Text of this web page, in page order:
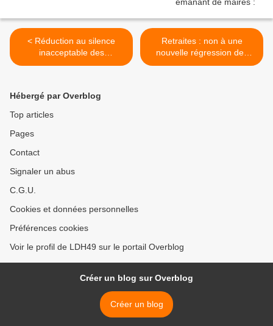
< Réduction au silence
inacceptable des
communautés LGBTIQ+ en
Retraites : non à une
nouvelle régression des
droits sociaux - 15/03/2023
Hébergé par Overblog
Top articles
Pages
Contact
Signaler un abus
C.G.U.
Cookies et données personnelles
Préférences cookies
Voir le profil de LDH49 sur le portail Overblog
Créer un blog sur Overblog
Créer un blog